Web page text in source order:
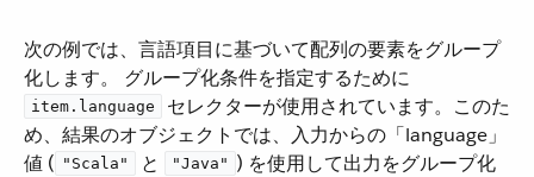
次の例では、言語項目に基づいて配列の要素をグループ
化します。 グループ化条件を指定するために ​
item.language
​ セレクターが使用されています。このた
め、結果のオブジェクトでは、入力からの「language」
値 (​ "Scala" ​ と ​ "Java" ​) を使用して出力をグループ化